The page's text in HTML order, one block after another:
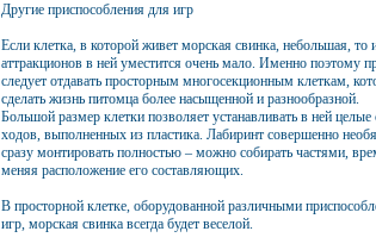
Другие приспособления для игр
Если клетка, в которой живет морская свинка, небольшая, то
аттракционов в ней уместится очень мало. Именно поэтому
следует отдавать просторным многосекционным клеткам,
сделать жизнь питомца более насыщенной и разнообразной.
Большой размер клетки позволяет устанавливать в ней целые
ходов, выполненных из пластика. Лабиринт совершенно
сразу монтировать полностью – можно собирать частями,
меняя расположение его составляющих.
В просторной клетке, оборудованной различными
игр, морская свинка всегда будет веселой.